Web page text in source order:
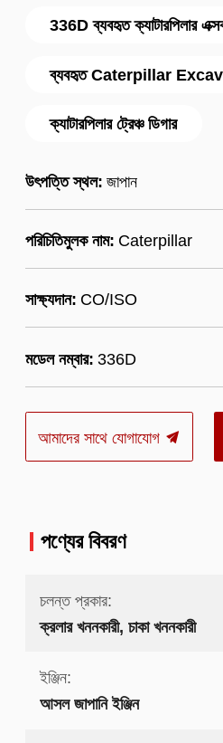
336D ব্যবহৃত ক্যাটারপিলার
ব্যবহৃত Caterpillar
ক্যাটারপিলার ট্রেঞ্চ ডিগার
উৎপত্তি স্থল: জাপান
পরিচিতিমুলক নাম: Caterpillar
সাক্ষ্যদান: CO/ISO
মডেল নম্বার: 336D
আমাদের সাথে যোগাযোগ
পণ্যের বিবরণ
চলন্ত প্রকার:
ক্রলার খননকারী, চাকা খননকারী
ইঞ্জিন:
আসল জাপানি ইঞ্জিন